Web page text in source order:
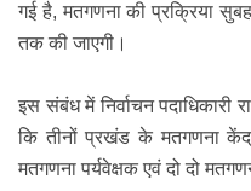
गई है, मतगणना की प्रक्रिया
तक की जाएगी।
इस संबंध में निर्वाचन पदाधिकारी
कि तीनों प्रखंड के मतगणना
मतगणना पर्यवेक्षक एवं दो दो